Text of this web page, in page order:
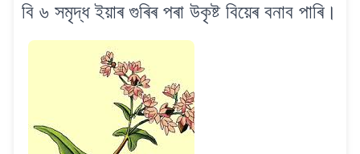
বি ৬ সমৃদ্ধ ইয়াৰ গুৰিৰ পৰা উকৃষ্ট বিয়েৰ বনাব পাৰি।